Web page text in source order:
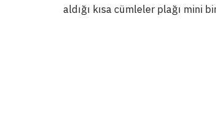
aldığı kısa cümleler plağı mini